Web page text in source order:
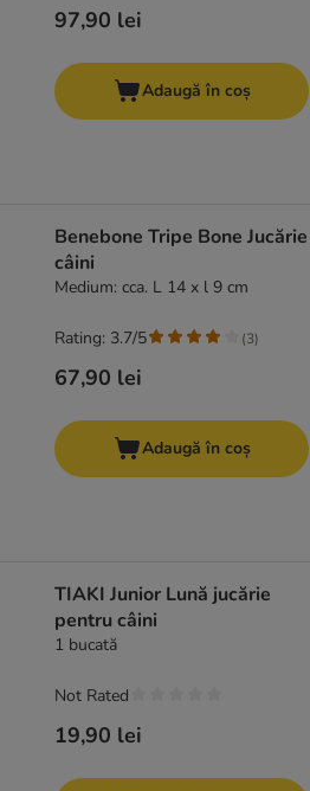
97,90 lei
Adaugă în coș
Benebone Tripe Bone Jucărie
câini
Medium: cca. L 14 x l 9 cm
67,90 lei
Rating: 3.7/5 (3)
Adaugă în coș
TIAKI Junior Lună jucărie
pentru câini
1 bucată
19,90 lei
Not Rated